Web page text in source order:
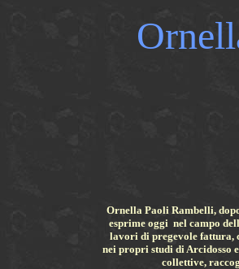
Ornella Paoli Rambelli,
esprime oggi nel campo
lavori di pregevole fattura,
nei propri studi di Arcidosso
collettive,